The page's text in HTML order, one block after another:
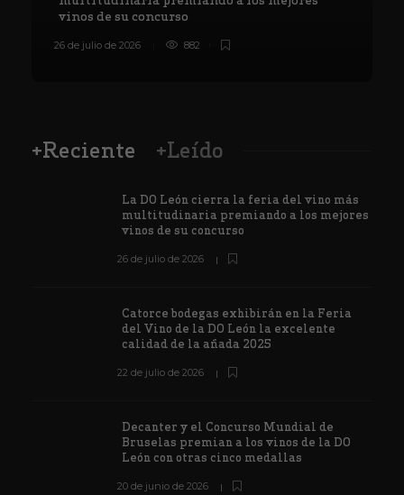
vinos de su concurso
26 de julio de 2026 882
+Reciente +Leído
La DO León cierra la feria del vino más
multitudinaria premiando a los mejores
vinos de su concurso
26 de julio de 2026
Catorce bodegas exhibirán en la Feria
del Vino de la DO León la excelente
calidad de la añada 2025
22 de julio de 2026
Decanter y el Concurso Mundial de
Bruselas premian a los vinos de la DO
León con otras cinco medallas
20 de junio de 2026